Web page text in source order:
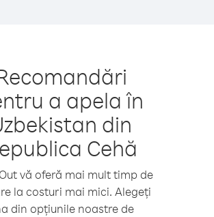
a apela în
din
Cehă
vă oferă mai mult timp de
la costuri mai mici. Alegeți
din opțiunile noastre de